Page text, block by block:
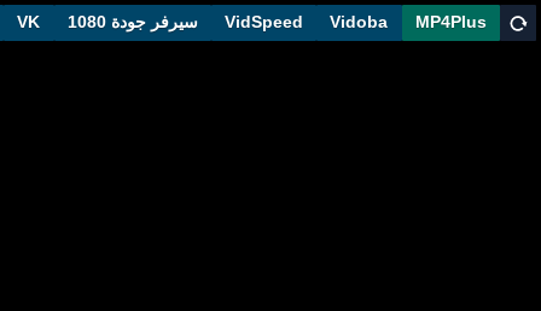
MP4Plus
Vidoba
VidSpeed سيرفر جودة 1080 VK